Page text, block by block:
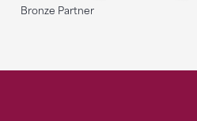
Bronze Partner